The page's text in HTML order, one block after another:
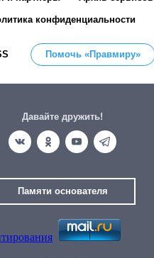
конфиденциальности
Помочь «Правмиру»
Давайте дружить!
Памяти основателя